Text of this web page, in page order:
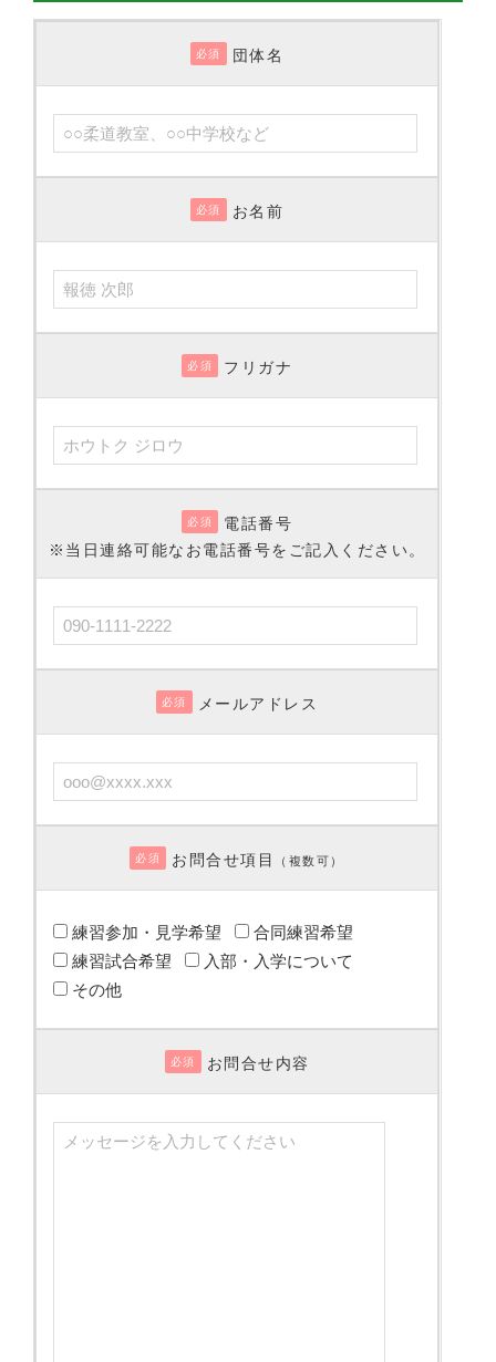
必須 団体名
必須 お名前
必須 フリガナ
必須
電話番号
※当日連絡可能なお電話番号をご記入ください。
必須 メールアドレス
必須 お問合せ項目 （複数可）
練習参加・見学希望
合同練習希望
練習試合希望
入部・入学について
その他
必須 お問合せ内容